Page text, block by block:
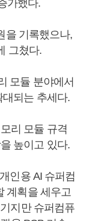
가했다.
을 기록했으나,
그쳤다.
모듈 분야에서
되는 추세다.
리 모듈 규격
높이고 있다.
인용 AI 슈퍼컴
계획을 세우고
지만 슈퍼컴퓨